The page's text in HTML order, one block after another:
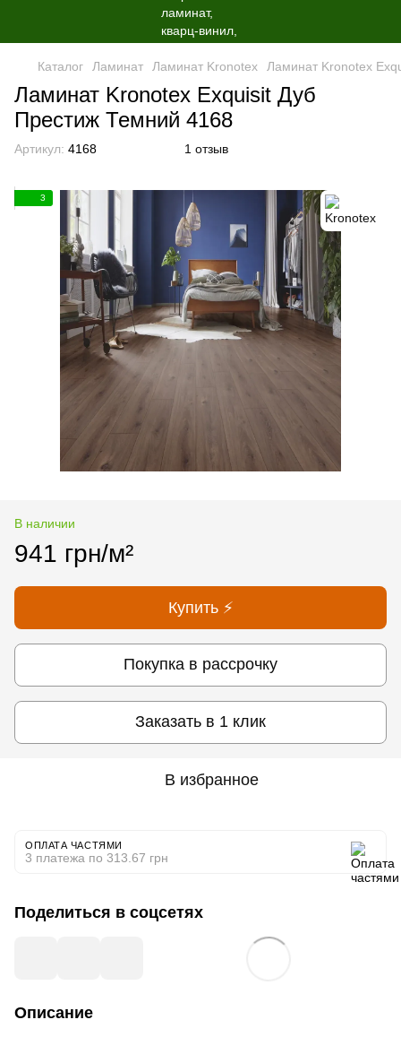
Каталог Ламинат Ламинат Kronotex Ламинат Kronotex
Ламинат Kronotex Exquisit Дуб
Престиж Темний 4168
Артикул: 4168 1 отзыв
3
В наличии
941 грн/м²
Купить ⚡
Покупка в рассрочку
Заказать в 1 клик
В избранное
ОПЛАТА ЧАСТЯМИ
3 платежа по 313.67 грн
Поделиться в соцсетях
Описание